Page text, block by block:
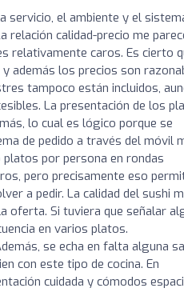
servicio, el ambiente y el
relación calidad-precio me
relativamente caros. Es cierto
además los precios son
tampoco están incluidos,
La presentación de los
lo cual es lógico porque se
de pedido a través del móvil
platos por persona en rondas
pero precisamente eso
a pedir. La calidad del sushi
oferta. Si tuviera que señalar
en varios platos.
se echa en falta alguna
con este tipo de cocina. En
cuidada y cómodos